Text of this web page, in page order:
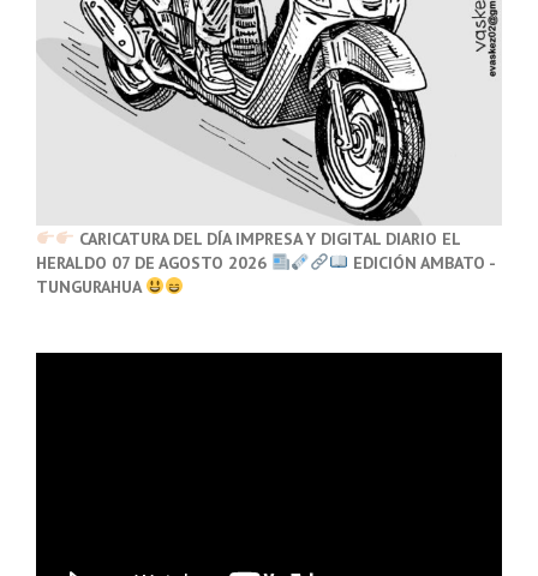
CARICATURA DEL DÍA IMPRESA Y DIGITAL DIARIO EL
HERALDO 07 DE AGOSTO 2026
EDICIÓN AMBATO -
TUNGURAHUA